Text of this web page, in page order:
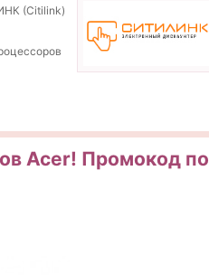
(Citilink)
Acer! Промокод по